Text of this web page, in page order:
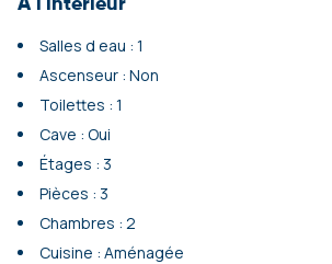
Salles d eau : 1
Ascenseur : Non
Toilettes : 1
Cave : Oui
Étages : 3
Pièces : 3
Chambres : 2
Cuisine : Aménagée